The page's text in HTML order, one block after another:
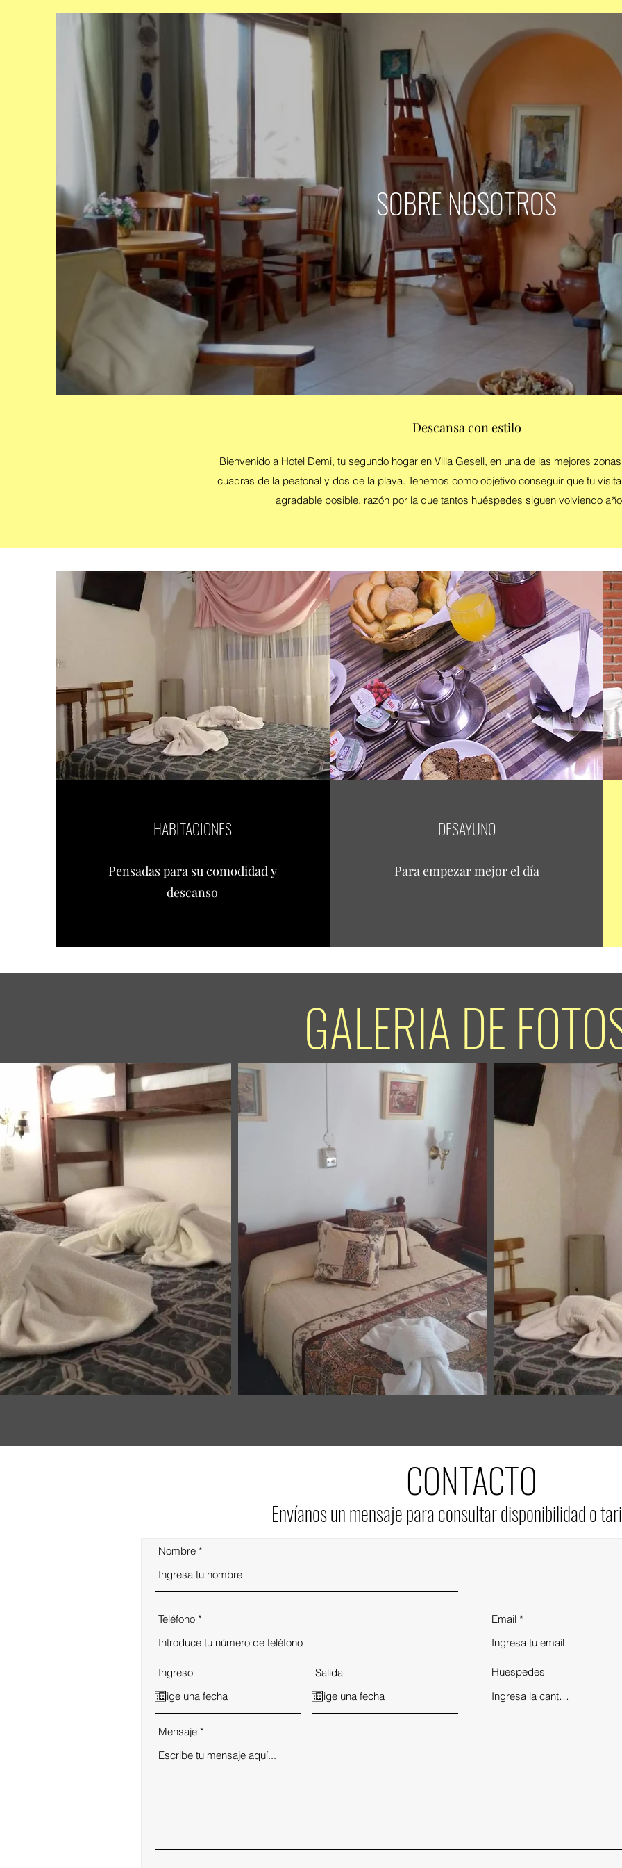
SOBRE NOSOTROS
Descansa con estilo
Bienvenido a Hotel Demi, tu segundo hogar en Villa Gesell, en una de las mejores
cuadras de la peatonal y dos de la playa. Tenemos como objetivo conseguir que tu
agradable posible, razón por la que tantos huéspedes siguen volviendo
HABITACIONES
Pensadas para su comodidad y
descanso
DESAYUNO
Para empezar mejor el día
GALERIA DE
CONTACTO
Envíanos un mensaje para consultar disponibilidad o
Nombre
Teléfono
Ingreso Salida
Email
Huespedes
Mensaje